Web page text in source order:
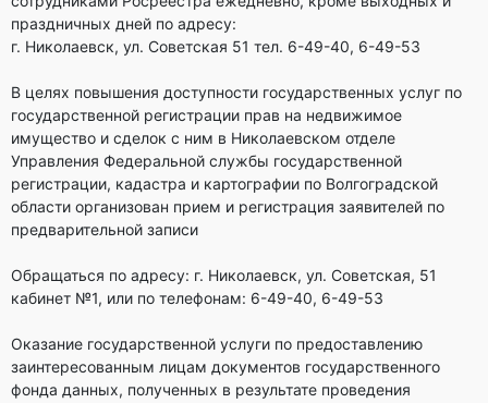
праздничных дней по адресу:
г. Николаевск, ул. Советская 51 тел. 6-49-40, 6-49-53
В целях повышения доступности государственных услуг по
государственной регистрации прав на недвижимое
имущество и сделок с ним в Николаевском отделе
Управления Федеральной службы государственной
регистрации, кадастра и картографии по Волгоградской
области организован прием и регистрация заявителей по
предварительной записи
Обращаться по адресу: г. Николаевск, ул. Советская, 51
кабинет №1, или по телефонам: 6-49-40, 6-49-53
Оказание государственной услуги по предоставлению
заинтересованным лицам документов государственного
фонда данных, полученных в результате проведения